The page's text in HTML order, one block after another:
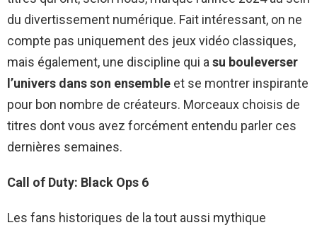
du divertissement numérique. Fait intéressant, on ne
compte pas uniquement des jeux vidéo classiques,
mais également, une discipline qui a su bouleverser
l’univers dans son ensemble et se montrer inspirante
pour bon nombre de créateurs. Morceaux choisis de
titres dont vous avez forcément entendu parler ces
dernières semaines.
Call of Duty: Black Ops 6
Les fans historiques de la tout aussi mythique